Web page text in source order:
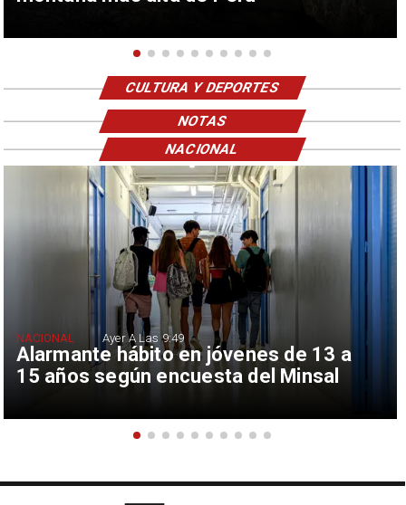
CULTURA Y DEPORTES
NOTAS
Alarmante hábito en jóvenes de 13 a
15 años según encuesta del Minsal
NACIONAL Ayer A Las 9:49
NACIONAL